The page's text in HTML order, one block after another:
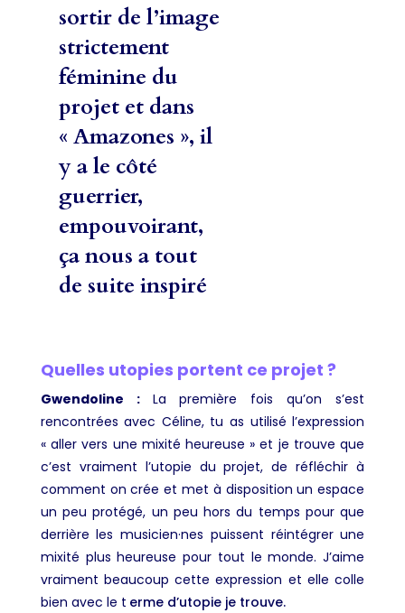
sortir de l’image
strictement
féminine du
projet et dans
« Amazones », il
y a le côté
guerrier,
empouvoirant,
ça nous a tout
de suite inspiré
Quelles utopies portent ce projet ?
Gwendoline : La première fois qu’on s’est
rencontrées avec Céline, tu as utilisé l’expression
« aller vers une mixité heureuse » et je trouve que
c’est vraiment l’utopie du projet, de réfléchir à
comment on crée et met à disposition un espace
un peu protégé, un peu hors du temps pour que
derrière les musicien·nes puissent réintégrer une
mixité plus heureuse pour tout le monde. J’aime
vraiment beaucoup cette expression et elle colle
bien avec le t erme d’utopie je trouve.